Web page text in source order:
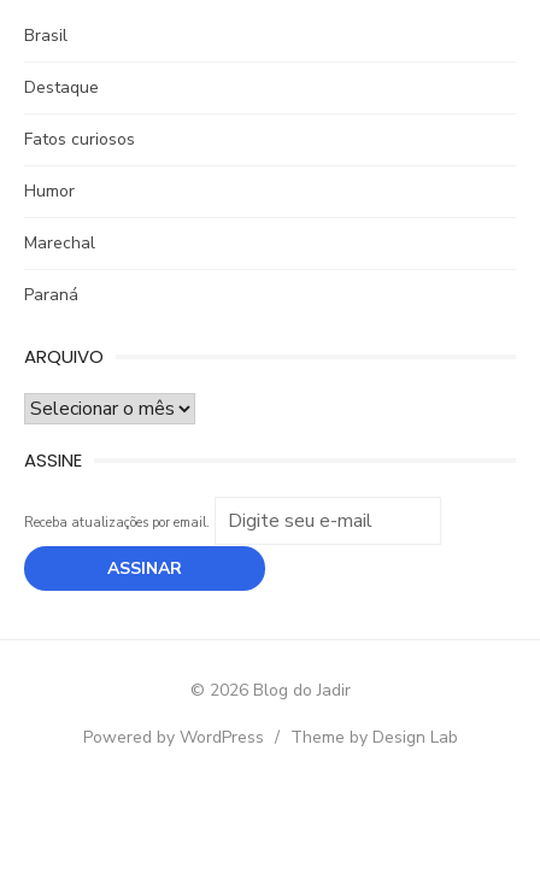
Brasil
Destaque
Fatos curiosos
Humor
Marechal
Paraná
ARQUIVO
ARQUIVO
ASSINE
Receba atualizações por email.
© 2026 Blog do Jadir
Powered by WordPress / Theme by Design Lab